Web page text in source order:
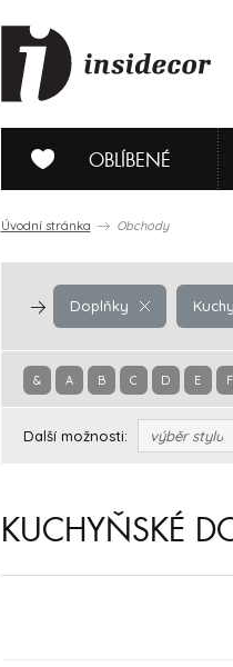
OBLÍBENÉ
Úvodní stránka Obchody
Doplňky
& A B C D E F
Další možnosti: výběr stylu
KUCHYŇSKÉ